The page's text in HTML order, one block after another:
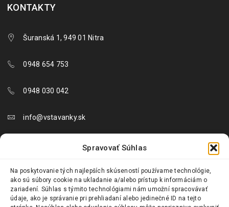
Spravovať Súhlas
Na poskytovanie tých najlepších skúseností používame technológie,
ako sú súbory cookie na ukladanie a/alebo prístup k informáciám o
zariadení. Súhlas s týmito technológiami nám umožní spracovávať
údaje, ako je správanie pri prehliadaní alebo jedinečné ID na tejto
KONTAKTY
Šuranská 1, 949 01 Nitra
0948 654 753
0948 030 042
info@vstavanky.sk
objednavky@vstavanky.sk
reklamacie@vstavanky.sk